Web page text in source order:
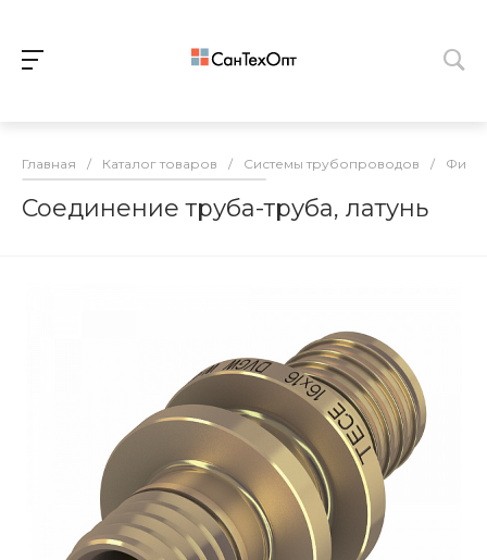
Главная / Каталог товаров / Системы трубопроводов /
Соединение труба-труба, латунь